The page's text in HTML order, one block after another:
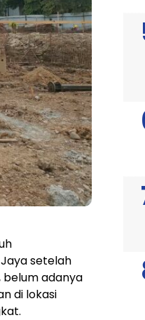
setelah
adanya
di lokasi